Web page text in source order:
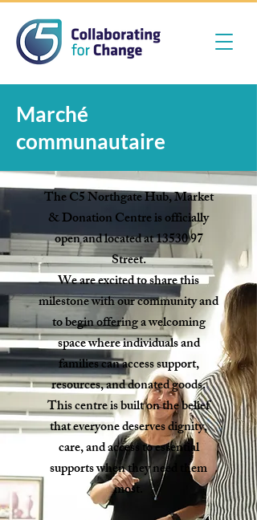
Marché
communautaire
The C5 Northgate Hub, Market
& Donation Centre is officially
open and located at13530 97
Street.
We are excited to share this
milestone with our community and
to begin offering a welcoming
space where individuals and
families can access support,
resources, and donated goods.
This centre is built on the belief
that everyone deserves dignity,
care, and access to essential
supports when they need them
most.